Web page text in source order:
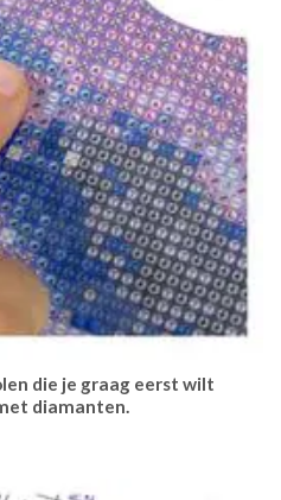
die je graag eerst wilt
diamanten.